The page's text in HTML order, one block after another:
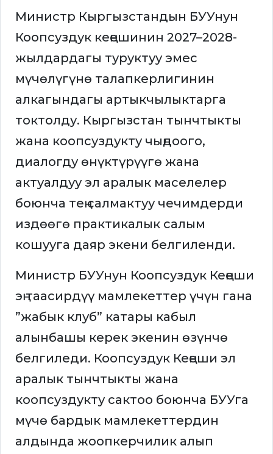
Министр Кыргызстандын БУУнун
Коопсуздук кеңешинин 2027–2028-
жылдардагы туруктуу эмес
мүчөлүгүнө талапкерлигинин
алкагындагы артыкчылыктарга
токтолду. Кыргызстан тынчтыкты
жана коопсуздукту чыңдоого,
диалогду өнүктүрүүгө жана
актуалдуу эл аралык маселелер
боюнча тең салмактуу чечимдерди
издөөгө практикалык салым
кошууга даяр экени белгиленди.
Министр БУУнун Коопсуздук Кеңеши
эң таасирдүү мамлекеттер үчүн гана
”жабык клуб” катары кабыл
алынбашы керек экенин өзүнчө
белгиледи. Коопсуздук Кеңеши эл
аралык тынчтыкты жана
коопсуздукту сактоо боюнча БУУга
мүчө бардык мамлекеттердин
алдында жоопкерчилик алып